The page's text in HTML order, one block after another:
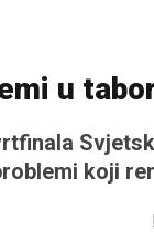
u
koji